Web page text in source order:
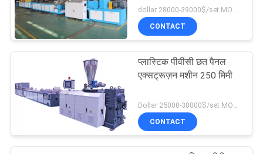
PRIVACY
POLICY
प्लास्टिक छर्रों रीसाइक्लिंग
मशीन
26
dollar 28000-39000$/set MOQ:एक सेट
CONTACT
प्लास्टिक पीवीसी छत पैनल
एक्सट्रूज़न मशीन 250 मिमी
CONTACT